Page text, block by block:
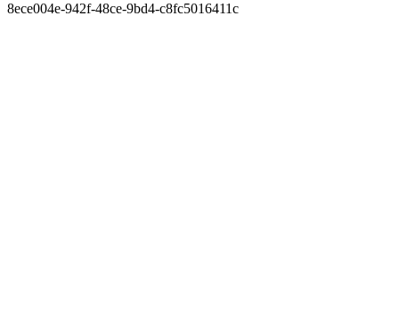
8ece004e-942f-48ce-9bd4-c8fc5016411c